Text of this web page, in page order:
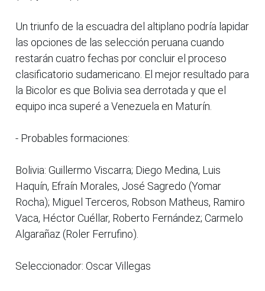
Un triunfo de la escuadra del altiplano podría lapidar
las opciones de las selección peruana cuando
restarán cuatro fechas por concluir el proceso
clasificatorio sudamericano. El mejor resultado para
la Bicolor es que Bolivia sea derrotada y que el
equipo inca superé a Venezuela en Maturín.
- Probables formaciones:
Bolivia: Guillermo Viscarra; Diego Medina, Luis
Haquín, Efraín Morales, José Sagredo (Yomar
Rocha); Miguel Terceros, Robson Matheus, Ramiro
Vaca, Héctor Cuéllar, Roberto Fernández; Carmelo
Algarañaz (Roler Ferrufino).
Seleccionador: Oscar Villegas